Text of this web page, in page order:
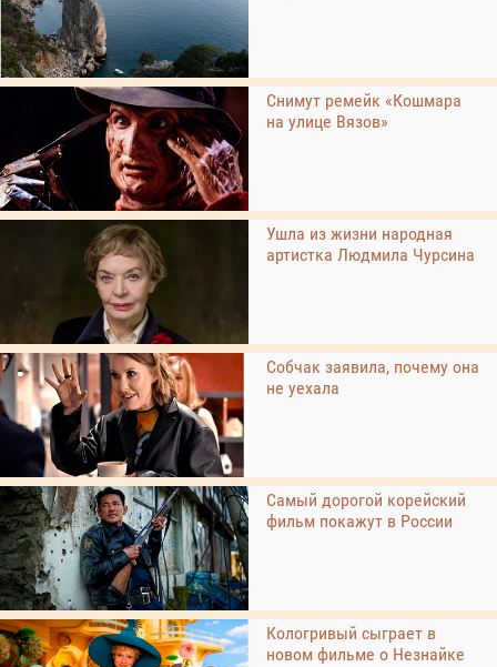
Снимут ремейк «Кошмара
на улице Вязов»
Ушла из жизни народная
артистка Людмила Чурсина
Собчак заявила, почему она
не уехала
Самый дорогой корейский
фильм покажут в России
Кологривый сыграет в
новом фильме о Незнайке